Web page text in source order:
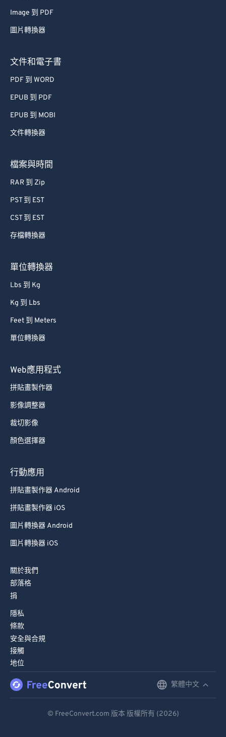
Image 到 PDF
圖片轉換器
文件和電子書
PDF 到 WORD
EPUB 到 PDF
EPUB 到 MOBI
文件轉換器
檔案與時間
RAR 到 Zip
PST 到 EST
CST 到 EST
存檔轉換器
單位轉換器
Lbs 到 Kg
Kg 到 Lbs
Feet 到 Meters
單位轉換器
Web應用程式
拼貼畫製作器
影像調整器
裁切影像
顏色選擇器
行動應用
拼貼畫製作器 Android
拼貼畫製作器 iOS
圖片轉換器 Android
圖片轉換器 iOS
關於我們
部落格
捐
隱私
條款
安全與合規
接觸
地位
繁體中文
© FreeConvert.com 版本 版權所有 (2026)